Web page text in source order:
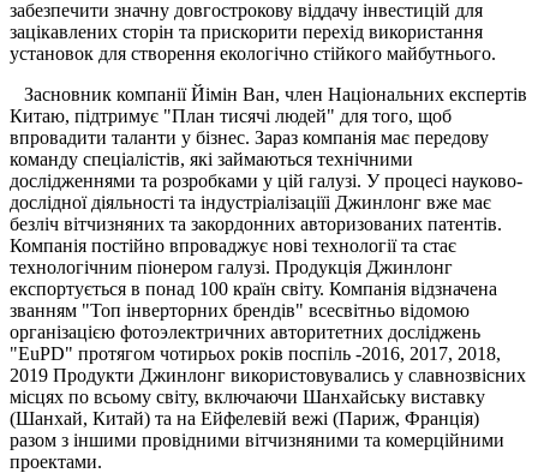
забезпечити значну довгострокову віддачу інвестицій для
зацікавлених сторін та прискорити перехід використання
установок для створення екологічно стійкого майбутнього.
Засновник компанії Йімін Ван, член Національних експертів
Китаю, підтримує "План тисячі людей" для того, щоб
впровадити таланти у бізнес. Зараз компанія має передову
команду спецiалiстiв, якi займаються технічними
дослідженнями та розробками у цiй галузi. У процесі науково-
дослідної дiяльностi та індустріалізаціїi Джинлонг вже має
безліч вітчизняних та закордонних авторизованих патентів.
Компанiя постійно впроваджує нові технології та стає
технологічним піонером галузі. Продукція Джинлонг
експортується в понад 100 країн світу. Компанія відзначена
званням "Топ інверторних брендів" всесвітньо відомою
організацією фотоэлектричних авторитетних досліджень
"EuPD" протягом чотирьох років поспіль -2016, 2017, 2018,
2019 Продукти Джинлонг використовувались у славнозвісних
місцях по всьому світу, включаючи Шанхайську виставку
(Шанхай, Китай) та на Ейфелевiй вежi (Париж, Франція)
разом з іншими провідними вітчизняними та комерційними
проектами.